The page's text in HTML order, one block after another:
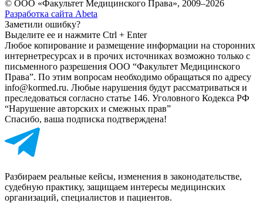
© ООО «Факультет Медицинского Права», 2009–2026
Разработка сайта Abeta
Заметили ошибку?
Выделите ее и нажмите Ctrl + Enter
Любое копирование и размещение информации на сторонних
интернет­ресурсах и в прочих источниках возможно только с
письменного разрешения ООО “Факультет Медицинского
Права”. По этим вопросам необходимо обращаться по адресу
info@kormed.ru. Любые нарушения будут рассматриваться и
преследоваться согласно статье 146. Уголовного Кодекса РФ
“Нарушение авторских и смежных прав”
Спасибо, ваша подписка подтверждена!
Разбираем реальные кейсы, изменения в законодательстве,
судебную практику, защищаем интересы медицинских
организаций, специалистов и пациентов.